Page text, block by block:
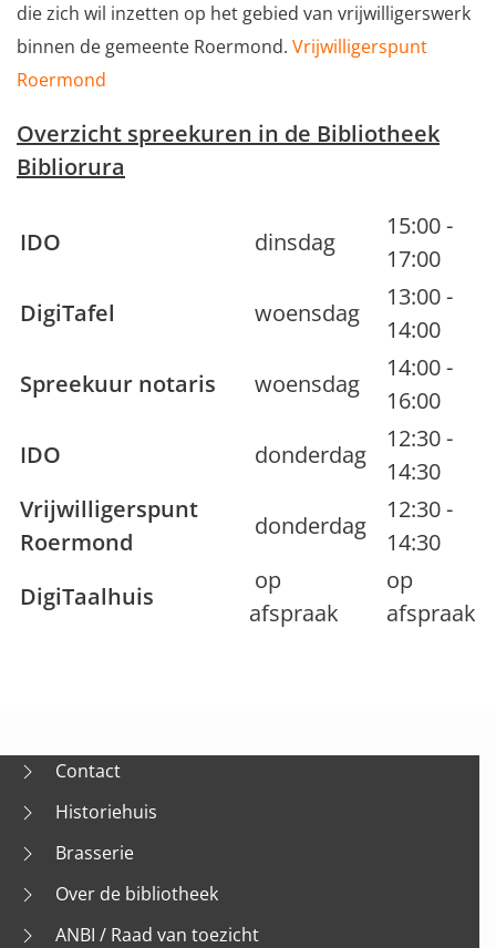
die zich wil inzetten op het gebied van vrijwilligerswerk
binnen de gemeente Roermond. Vrijwilligerspunt
Roermond
Overzicht spreekuren in de Bibliotheek
Bibliorura
IDO dinsdag
15:00 -
17:00
DigiTafel
woensdag
13:00 -
14:00
Spreekuur notaris
woensdag
14:00 -
16:00
IDO
donderdag
12:30 -
14:30
Vrijwilligerspunt
Roermond
donderdag
12:30 -
14:30
DigiTaalhuis
op
afspraak
op
afspraak
Contact
Historiehuis
Brasserie
Over de bibliotheek
ANBI / Raad van toezicht